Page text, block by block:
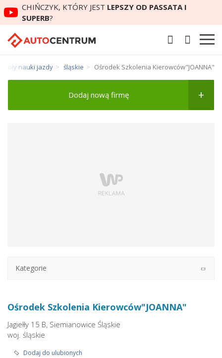
CHIŃCZYK, KTÓRY JEST LEPSZY OD PASSATA I
SUPERB?
nauki jazdy śląskie Ośrodek Szkolenia Kierowców"JOANNA"
Ośrodek Szkolenia Kierowców"JOANNA"
Jagiełły 15 B, Siemianowice Śląskie
woj. śląskie
Dodaj do ulubionych
Dodaj nową firmę
Kategorie